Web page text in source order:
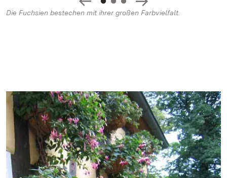
Die Fuchsien bestechen mit ihrer großen Farbvielfalt.